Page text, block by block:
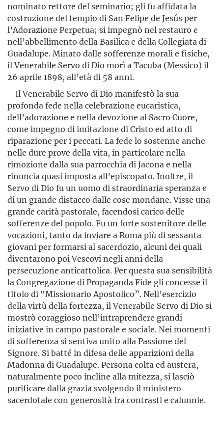
nominato rettore del seminario; gli fu affidata la
costruzione del tempio di San Felipe de Jesús per
l’Adorazione Perpetua; si impegnò nel restauro e
nell’abbellimento della Basilica e della Collegiata di
Guadalupe. Minato dalle sofferenze morali e fisiche,
il Venerabile Servo di Dio morì a Tacuba (Messico) il
26 aprile 1898, all’età di 58 anni.
Il Venerabile Servo di Dio manifestò la sua
profonda fede nella celebrazione eucaristica,
dell’adorazione e nella devozione al Sacro Cuore,
come impegno di imitazione di Cristo ed atto di
riparazione per i peccati. La fede lo sostenne anche
nelle dure prove della vita, in particolare nella
rimozione dalla sua parrocchia di Jacona e nella
rinuncia quasi imposta all’episcopato. Inoltre, il
Servo di Dio fu un uomo di straordinaria speranza e
di un grande distacco dalle cose mondane. Visse una
grande carità pastorale, facendosi carico delle
sofferenze del popolo. Fu un forte sostenitore delle
vocazioni, tanto da inviare a Roma più di sessanta
giovani per formarsi al sacerdozio, alcuni dei quali
diventarono poi Vescovi negli anni della
persecuzione anticattolica. Per questa sua sensibilità
la Congregazione di Propaganda Fide gli concesse il
titolo di “Missionario Apostolico”. Nell’esercizio
della virtù della fortezza, il Venerabile Servo di Dio si
mostrò coraggioso nell’intraprendere grandi
iniziative in campo pastorale e sociale. Nei momenti
di sofferenza si sentiva unito alla Passione del
Signore. Si batté in difesa delle apparizioni della
Madonna di Guadalupe. Persona colta ed austera,
naturalmente poco incline alla mitezza, si lasciò
purificare dalla grazia svolgendo il ministero
sacerdotale con generosità fra contrasti e calunnie.